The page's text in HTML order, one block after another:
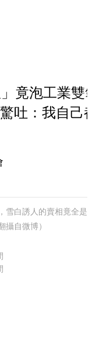
竟泡工業雙
吐：我自己
雪白誘人的賣相竟全是
自微博）